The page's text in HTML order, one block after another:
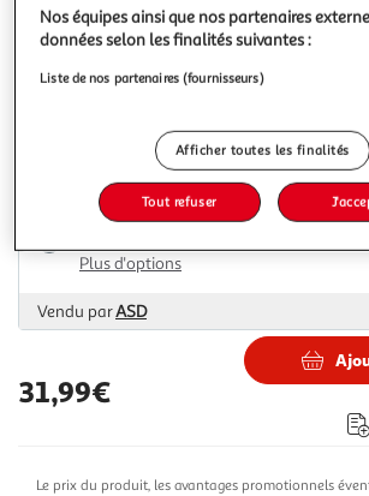
Vendu par1001Jouets
Livraison dès 6/7 jours
4,99€
Multishop
Livraison dès 1/2 semaines
Plus d'options
Vendu parASD
31,99€
Le prix du produit, les avantages promotionnels
Nos équipes ainsi que nos partenaires
données selon les finalités suivantes :
Liste de nos partenaires (fournisseurs)
Afficher toutes les finalités
Tout refuser